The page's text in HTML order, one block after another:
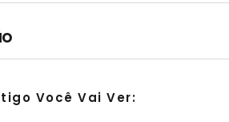
Você Vai Ver: